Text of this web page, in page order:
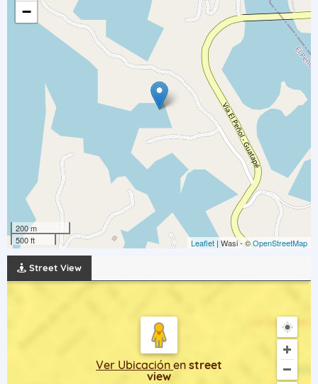
−
200 m
500 ft
Leaflet | Wasi - ©OpenStreetMap
Street View
Ver Ubicación en street
view